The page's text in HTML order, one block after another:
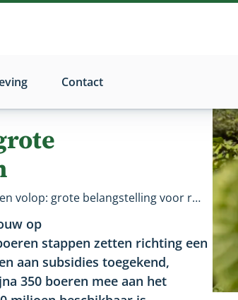
Contact
Boeren verduurzamen volop: grote belangstelling voor regelingen
op
stappen zetten richting een
aan subsidies toegekend,
350 boeren mee aan het